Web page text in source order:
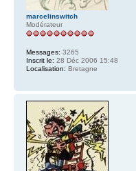
marcelinswitch
Modérateur
Messages: 3265
Inscrit le: 28 Déc 2006 15:48
Localisation: Bretagne